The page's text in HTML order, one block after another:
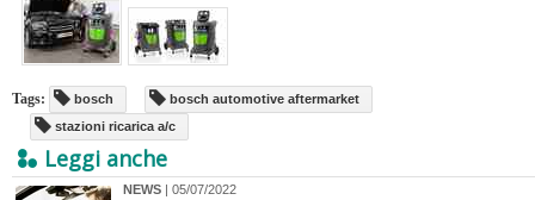
Tags: bosch
bosch automotive aftermarket
stazioni ricarica a/c
Leggi anche
NEWS | 05/07/2022